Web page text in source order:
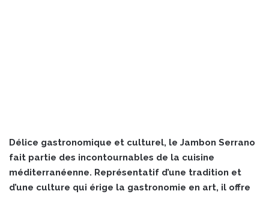
Délice gastronomique et culturel, le Jambon Serrano
fait partie des incontournables de la cuisine
méditerranéenne. Représentatif d’une tradition et
d’une culture qui érige la gastronomie en art, il offre